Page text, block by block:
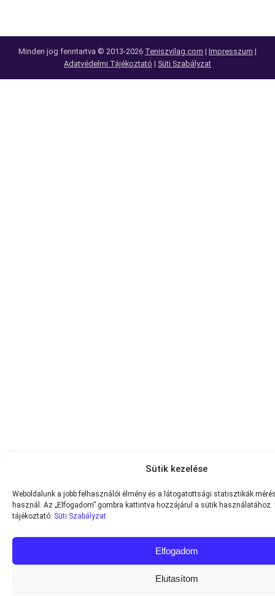
Sütik kezelése
Weboldalunk a jobb felhasználói élmény és a látogatottsági statisztikák
használ. Az „Elfogadom” gombra kattintva hozzájárul a sütik használatához.
tájékoztató: Süti Szabályzat
Elfogadom
Elutasítom
Minden jog fenntartva © 2013-2026 Teniszvilag.com | Impresszum |
Adatvédelmi Tájékoztató | Süti Szabályzat